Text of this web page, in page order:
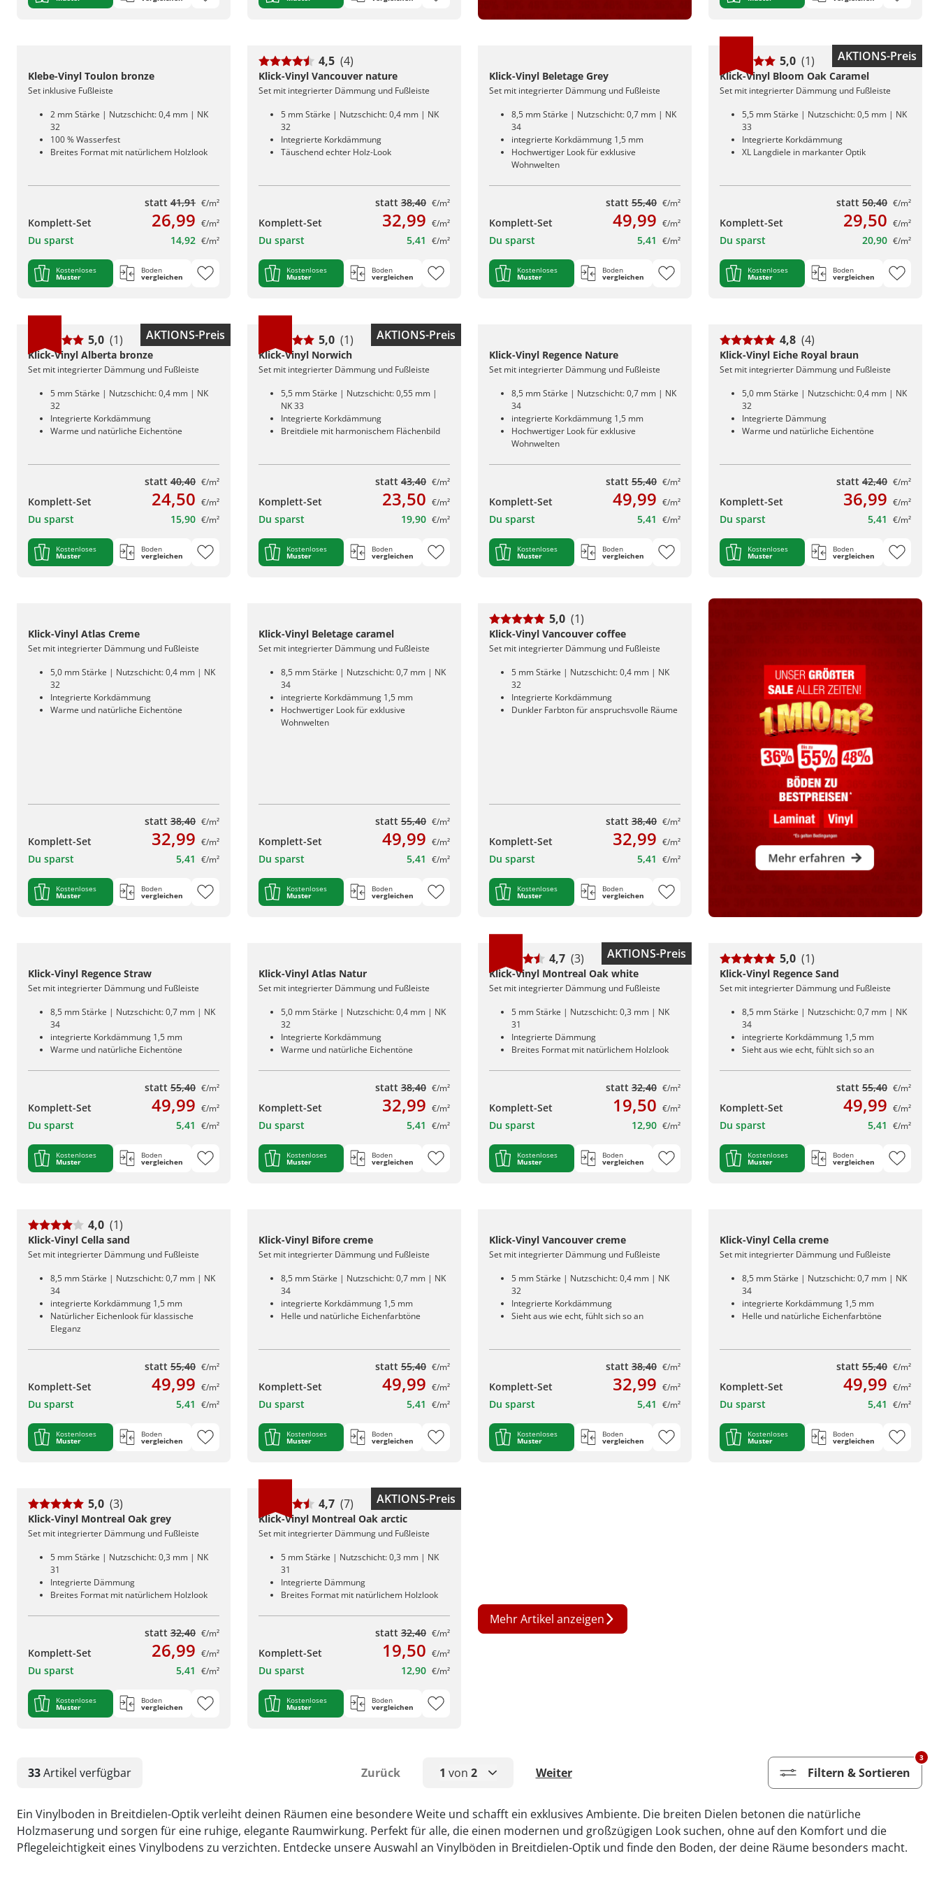
Klebe-Vinyl Toulon bronze
Set inklusive Fußleiste
2 mm Stärke | Nutzschicht: 0,4 mm | NK
32
100 % Wasserfest
Breites Format mit natürlichem Holzlook
statt 41,91 €/m²
Komplett-Set 26,99 €/m²
Du sparst 14,92 €/m²
Kostenloses
Muster
Boden
vergleichen
4,5 (4)
Klick-Vinyl Vancouver nature
Set mit integrierter Dämmung und Fußleiste
5 mm Stärke | Nutzschicht: 0,4 mm | NK
32
Integrierte Korkdämmung
Täuschend echter Holz-Look
statt 38,40 €/m²
Komplett-Set 32,99 €/m²
Du sparst 5,41 €/m²
Kostenloses
Muster
Boden
vergleichen
Klick-Vinyl Beletage Grey
Set mit integrierter Dämmung und Fußleiste
8,5 mm Stärke | Nutzschicht: 0,7 mm | NK
34
integrierte Korkdämmung 1,5 mm
Hochwertiger Look für exklusive
Wohnwelten
statt 55,40 €/m²
Komplett-Set 49,99 €/m²
Du sparst 5,41 €/m²
Kostenloses
Muster
Boden
vergleichen
AKTIONS-Preis
5,0 (1)
Klick-Vinyl Bloom Oak Caramel
Set mit integrierter Dämmung und Fußleiste
5,5 mm Stärke | Nutzschicht: 0,5 mm | NK
33
Integrierte Korkdämmung
XL Langdiele in markanter Optik
statt 50,40 €/m²
Komplett-Set 29,50 €/m²
Du sparst 20,90 €/m²
Kostenloses
Muster
Boden
vergleichen
AKTIONS-Preis
5,0 (1)
Klick-Vinyl Alberta bronze
Set mit integrierter Dämmung und Fußleiste
5 mm Stärke | Nutzschicht: 0,4 mm | NK
32
Integrierte Korkdämmung
Warme und natürliche Eichentöne
statt 40,40 €/m²
Komplett-Set 24,50 €/m²
Du sparst 15,90 €/m²
Kostenloses
Muster
Boden
vergleichen
AKTIONS-Preis
5,0 (1)
Klick-Vinyl Norwich
Set mit integrierter Dämmung und Fußleiste
5,5 mm Stärke | Nutzschicht: 0,55 mm |
NK 33
Integrierte Korkdämmung
Breitdiele mit harmonischem Flächenbild
statt 43,40 €/m²
Komplett-Set 23,50 €/m²
Du sparst 19,90 €/m²
Kostenloses
Muster
Boden
vergleichen
Klick-Vinyl Regence Nature
Set mit integrierter Dämmung und Fußleiste
8,5 mm Stärke | Nutzschicht: 0,7 mm | NK
34
integrierte Korkdämmung 1,5 mm
Hochwertiger Look für exklusive
Wohnwelten
statt 55,40 €/m²
Komplett-Set 49,99 €/m²
Du sparst 5,41 €/m²
Kostenloses
Muster
Boden
vergleichen
4,8 (4)
Klick-Vinyl Eiche Royal braun
Set mit integrierter Dämmung und Fußleiste
5,0 mm Stärke | Nutzschicht: 0,4 mm | NK
32
Integrierte Dämmung
Warme und natürliche Eichentöne
statt 42,40 €/m²
Komplett-Set 36,99 €/m²
Du sparst 5,41 €/m²
Kostenloses
Muster
Boden
vergleichen
Klick-Vinyl Atlas Creme
Set mit integrierter Dämmung und Fußleiste
5,0 mm Stärke | Nutzschicht: 0,4 mm | NK
32
Integrierte Korkdämmung
Warme und natürliche Eichentöne
statt 38,40 €/m²
Komplett-Set 32,99 €/m²
Du sparst 5,41 €/m²
Kostenloses
Muster
Boden
vergleichen
Klick-Vinyl Beletage caramel
Set mit integrierter Dämmung und Fußleiste
8,5 mm Stärke | Nutzschicht: 0,7 mm | NK
34
integrierte Korkdämmung 1,5 mm
Hochwertiger Look für exklusive
Wohnwelten
statt 55,40 €/m²
Komplett-Set 49,99 €/m²
Du sparst 5,41 €/m²
Kostenloses
Muster
Boden
vergleichen
5,0 (1)
Klick-Vinyl Vancouver coffee
Set mit integrierter Dämmung und Fußleiste
5 mm Stärke | Nutzschicht: 0,4 mm | NK
32
Integrierte Korkdämmung
Dunkler Farbton für anspruchsvolle Räume
statt 38,40 €/m²
Komplett-Set 32,99 €/m²
Du sparst 5,41 €/m²
Kostenloses
Muster
Boden
vergleichen
Klick-Vinyl Regence Straw
Set mit integrierter Dämmung und Fußleiste
8,5 mm Stärke | Nutzschicht: 0,7 mm | NK
34
integrierte Korkdämmung 1,5 mm
Warme und natürliche Eichentöne
statt 55,40 €/m²
Komplett-Set 49,99 €/m²
Du sparst 5,41 €/m²
Kostenloses
Muster
Boden
vergleichen
Klick-Vinyl Atlas Natur
Set mit integrierter Dämmung und Fußleiste
5,0 mm Stärke | Nutzschicht: 0,4 mm | NK
32
Integrierte Korkdämmung
Warme und natürliche Eichentöne
statt 38,40 €/m²
Komplett-Set 32,99 €/m²
Du sparst 5,41 €/m²
Kostenloses
Muster
Boden
vergleichen
AKTIONS-Preis
4,7 (3)
Klick-Vinyl Montreal Oak white
Set mit integrierter Dämmung und Fußleiste
5 mm Stärke | Nutzschicht: 0,3 mm | NK
31
Integrierte Dämmung
Breites Format mit natürlichem Holzlook
statt 32,40 €/m²
Komplett-Set 19,50 €/m²
Du sparst 12,90 €/m²
Kostenloses
Muster
Boden
vergleichen
5,0 (1)
Klick-Vinyl Regence Sand
Set mit integrierter Dämmung und Fußleiste
8,5 mm Stärke | Nutzschicht: 0,7 mm | NK
34
integrierte Korkdämmung 1,5 mm
Sieht aus wie echt, fühlt sich so an
statt 55,40 €/m²
Komplett-Set 49,99 €/m²
Du sparst 5,41 €/m²
Kostenloses
Muster
Boden
vergleichen
4,0 (1)
Klick-Vinyl Cella sand
Set mit integrierter Dämmung und Fußleiste
8,5 mm Stärke | Nutzschicht: 0,7 mm | NK
34
integrierte Korkdämmung 1,5 mm
Natürlicher Eichenlook für klassische
Eleganz
statt 55,40 €/m²
Komplett-Set 49,99 €/m²
Du sparst 5,41 €/m²
Kostenloses
Muster
Boden
vergleichen
Klick-Vinyl Bifore creme
Set mit integrierter Dämmung und Fußleiste
8,5 mm Stärke | Nutzschicht: 0,7 mm | NK
34
integrierte Korkdämmung 1,5 mm
Helle und natürliche Eichenfarbtöne
statt 55,40 €/m²
Komplett-Set 49,99 €/m²
Du sparst 5,41 €/m²
Kostenloses
Muster
Boden
vergleichen
Klick-Vinyl Vancouver creme
Set mit integrierter Dämmung und Fußleiste
5 mm Stärke | Nutzschicht: 0,4 mm | NK
32
Integrierte Korkdämmung
Sieht aus wie echt, fühlt sich so an
statt 38,40 €/m²
Komplett-Set 32,99 €/m²
Du sparst 5,41 €/m²
Kostenloses
Muster
Boden
vergleichen
Klick-Vinyl Cella creme
Set mit integrierter Dämmung und Fußleiste
8,5 mm Stärke | Nutzschicht: 0,7 mm | NK
34
integrierte Korkdämmung 1,5 mm
Helle und natürliche Eichenfarbtöne
statt 55,40 €/m²
Komplett-Set 49,99 €/m²
Du sparst 5,41 €/m²
Kostenloses
Muster
Boden
vergleichen
5,0 (3)
Klick-Vinyl Montreal Oak grey
Set mit integrierter Dämmung und Fußleiste
5 mm Stärke | Nutzschicht: 0,3 mm | NK
31
Integrierte Dämmung
Breites Format mit natürlichem Holzlook
statt 32,40 €/m²
Komplett-Set 26,99 €/m²
Du sparst 5,41 €/m²
Kostenloses
Muster
Boden
vergleichen
AKTIONS-Preis
4,7 (7)
Klick-Vinyl Montreal Oak arctic
Set mit integrierter Dämmung und Fußleiste
5 mm Stärke | Nutzschicht: 0,3 mm | NK
31
Integrierte Dämmung
Breites Format mit natürlichem Holzlook
statt 32,40 €/m²
Komplett-Set 19,50 €/m²
Du sparst 12,90 €/m²
Kostenloses
Muster
Boden
vergleichen
Mehr Artikel anzeigen
33Artikel verfügbar Zurück 1 von 2
1
2
Weiter Filtern & Sortieren
3
Ein Vinylboden in Breitdielen-Optik verleiht deinen Räumen eine besondere Weite und schafft ein exklusives Ambiente. Die breiten Dielen betonen die natürliche
Holzmaserung und sorgen für eine ruhige, elegante Raumwirkung. Perfekt für alle, die einen modernen und großzügigen Look suchen, ohne auf den Komfort und die
Pflegeleichtigkeit eines Vinylbodens zu verzichten. Entdecke unsere Auswahl an Vinylböden in Breitdielen-Optik und finde den Boden, der deine Räume besonders macht.